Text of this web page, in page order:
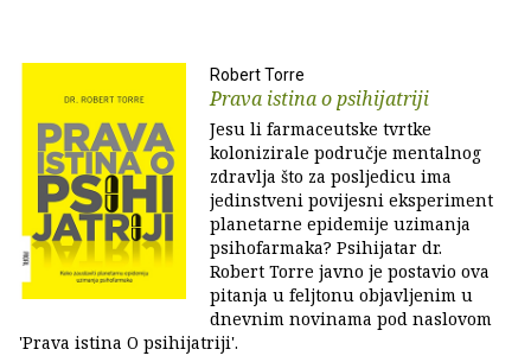
Robert Torre
Prava istina o psihijatriji
Jesu li farmaceutske tvrtke
kolonizirale područje mentalnog
zdravlja što za posljedicu ima
jedinstveni povijesni eksperiment
planetarne epidemije uzimanja
psihofarmaka? Psihijatar dr.
Robert Torre javno je postavio ova
pitanja u feljtonu objavljenim u
dnevnim novinama pod naslovom
'Prava istina O psihijatriji'.